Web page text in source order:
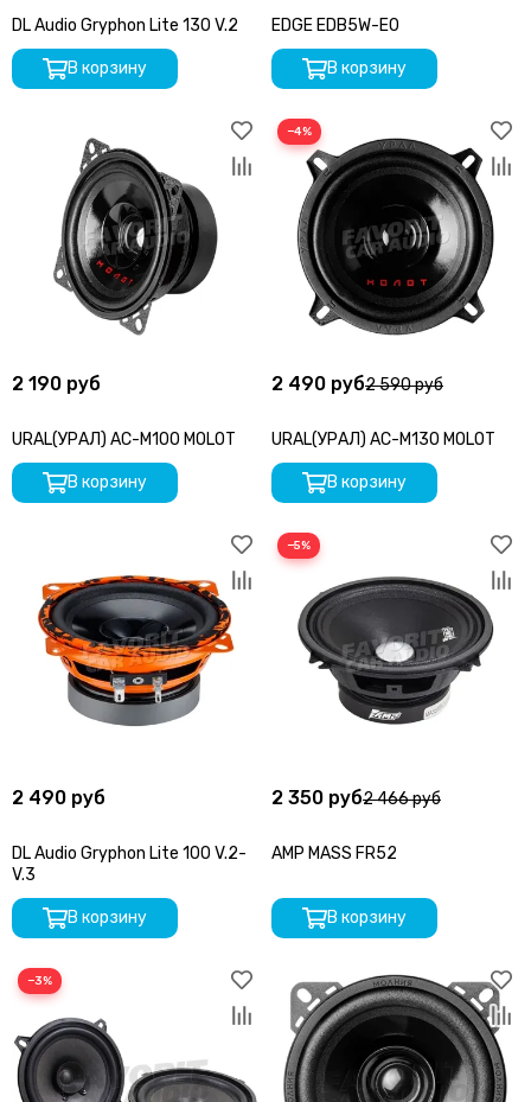
DL Audio Gryphon Lite 130 V.2
В корзину
EDGE EDB5W-E0
В корзину
2 190 руб
URAL(УРАЛ) AC-M100 MOLOT
В корзину
−4%
2 490 руб2 590 руб
URAL(УРАЛ) AC-M130 MOLOT
В корзину
2 490 руб
DL Audio Gryphon Lite 100 V.2-
V.3
В корзину
−5%
2 350 руб2 466 руб
AMP MASS FR52
В корзину
−3%